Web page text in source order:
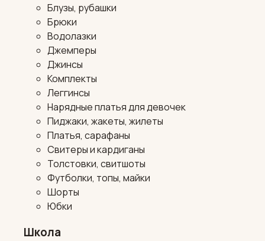
Блузы, рубашки
Брюки
Водолазки
Джемперы
Джинсы
Комплекты
Леггинсы
Нарядные платья для девочек
Пиджаки, жакеты, жилеты
Платья, сарафаны
Свитеры и кардиганы
Толстовки, свитшоты
Футболки, топы, майки
Шорты
Юбки
Школа